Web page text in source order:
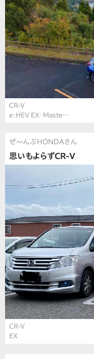
CR-V
e:HEV EX・Maste…
ぜ〜んぶHONDAさん
思いもよらずCR-V
CR-V
EX